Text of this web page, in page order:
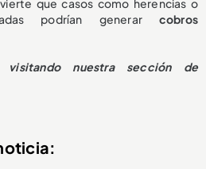
que casos como herencias o
podrían generar cobros
visitando nuestra sección de